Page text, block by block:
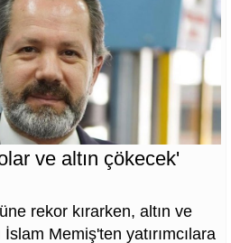
ve altın çökecek'
rekor kırarken, altın ve
Memiş'ten yatırımcılara